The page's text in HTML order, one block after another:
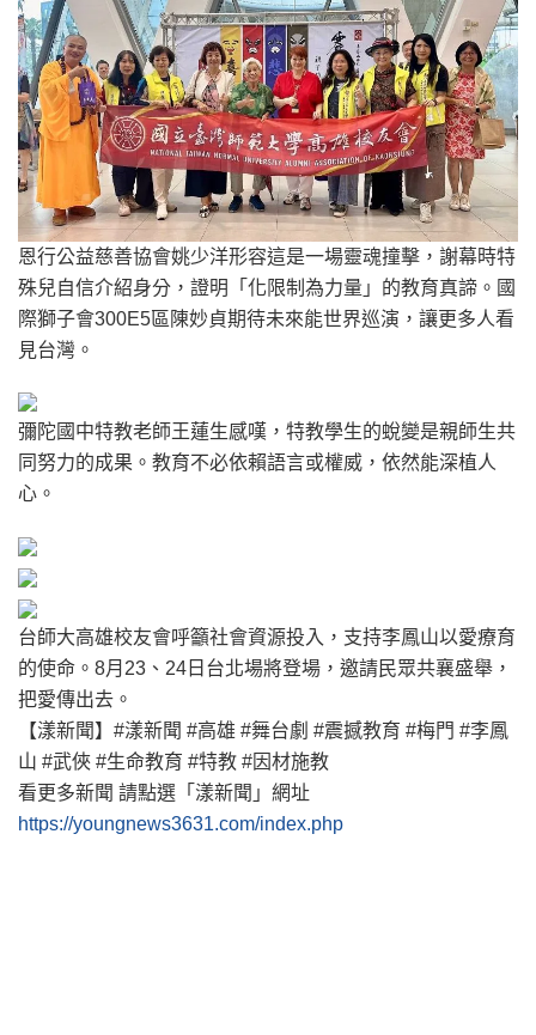
恩行公益慈善協會姚少洋形容這是一場靈魂撞擊，謝幕時特
殊兒自信介紹身分，證明「化限制為力量」的教育真諦。國
際獅子會300E5區陳妙貞期待未來能世界巡演，讓更多人看
見台灣。
彌陀國中特教老師王蓮生感嘆，特教學生的蛻變是親師生共
同努力的成果。教育不必依賴語言或權威，依然能深植人
心。
台師大高雄校友會呼籲社會資源投入，支持李鳳山以愛療育
的使命。8月23、24日台北場將登場，邀請民眾共襄盛舉，
把愛傳出去。
【漾新聞】#漾新聞 #高雄 #舞台劇 #震撼教育 #梅門 #李鳳
山 #武俠 #生命教育 #特教 #因材施教
看更多新聞 請點選「漾新聞」網址
https://youngnews3631.com/index.php